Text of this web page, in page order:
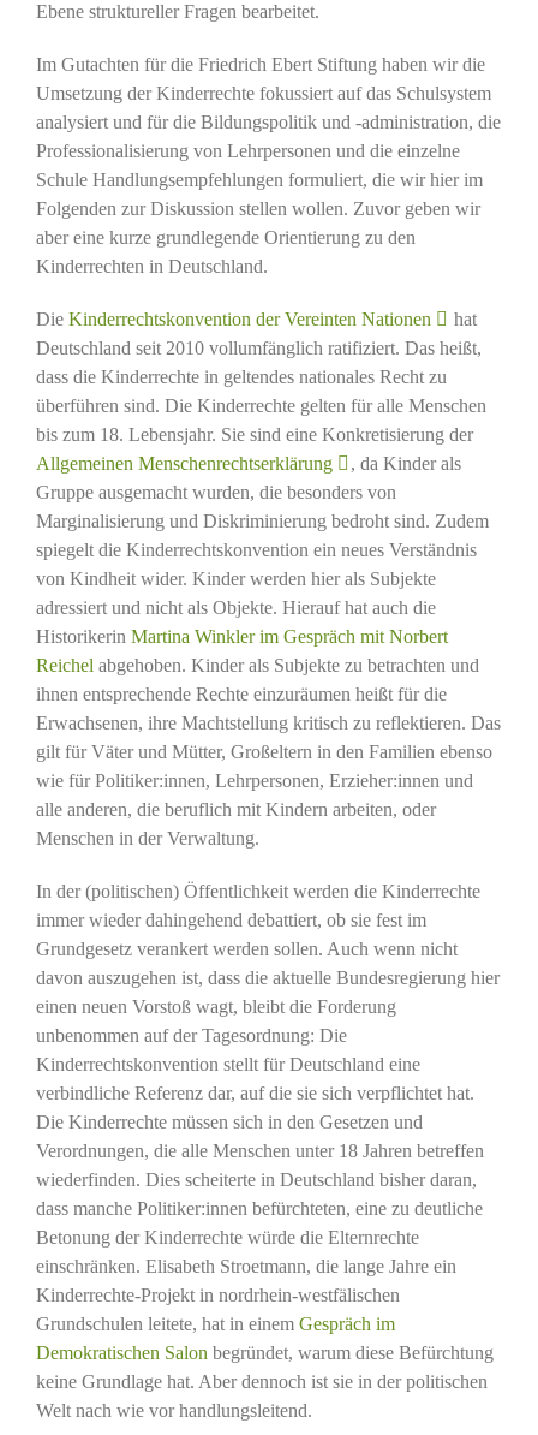
Ebene struktureller Fragen bearbeitet.
Im Gutachten für die Friedrich Ebert Stiftung haben wir die
Umsetzung der Kinderrechte fokussiert auf das Schulsystem
analysiert und für die Bildungspolitik und -administration, die
Professionalisierung von Lehrpersonen und die einzelne
Schule Handlungsempfehlungen formuliert, die wir hier im
Folgenden zur Diskussion stellen wollen. Zuvor geben wir
aber eine kurze grundlegende Orientierung zu den
Kinderrechten in Deutschland.
Die Kinderrechtskonvention der Vereinten Nationen
hat
Deutschland seit 2010 vollumfänglich ratifiziert. Das heißt,
dass die Kinderrechte in geltendes nationales Recht zu
überführen sind. Die Kinderrechte gelten für alle Menschen
bis zum 18. Lebensjahr. Sie sind eine Konkretisierung der
Allgemeinen Menschenrechtserklärung
, da Kinder als
Gruppe ausgemacht wurden, die besonders von
Marginalisierung und Diskriminierung bedroht sind. Zudem
spiegelt die Kinderrechtskonvention ein neues Verständnis
von Kindheit wider. Kinder werden hier als Subjekte
adressiert und nicht als Objekte. Hierauf hat auch die
Historikerin Martina Winkler im Gespräch mit Norbert
Reichel abgehoben. Kinder als Subjekte zu betrachten und
ihnen entsprechende Rechte einzuräumen heißt für die
Erwachsenen, ihre Machtstellung kritisch zu reflektieren. Das
gilt für Väter und Mütter, Großeltern in den Familien ebenso
wie für Politiker:innen, Lehrpersonen, Erzieher:innen und
alle anderen, die beruflich mit Kindern arbeiten, oder
Menschen in der Verwaltung.
In der (politischen) Öffentlichkeit werden die Kinderrechte
immer wieder dahingehend debattiert, ob sie fest im
Grundgesetz verankert werden sollen. Auch wenn nicht
davon auszugehen ist, dass die aktuelle Bundesregierung hier
einen neuen Vorstoß wagt, bleibt die Forderung
unbenommen auf der Tagesordnung: Die
Kinderrechtskonvention stellt für Deutschland eine
verbindliche Referenz dar, auf die sie sich verpflichtet hat.
Die Kinderrechte müssen sich in den Gesetzen und
Verordnungen, die alle Menschen unter 18 Jahren betreffen
wiederfinden. Dies scheiterte in Deutschland bisher daran,
dass manche Politiker:innen befürchteten, eine zu deutliche
Betonung der Kinderrechte würde die Elternrechte
einschränken. Elisabeth Stroetmann, die lange Jahre ein
Kinderrechte-Projekt in nordrhein-westfälischen
Grundschulen leitete, hat in einem Gespräch im
Demokratischen Salon begründet, warum diese Befürchtung
keine Grundlage hat. Aber dennoch ist sie in der politischen
Welt nach wie vor handlungsleitend.